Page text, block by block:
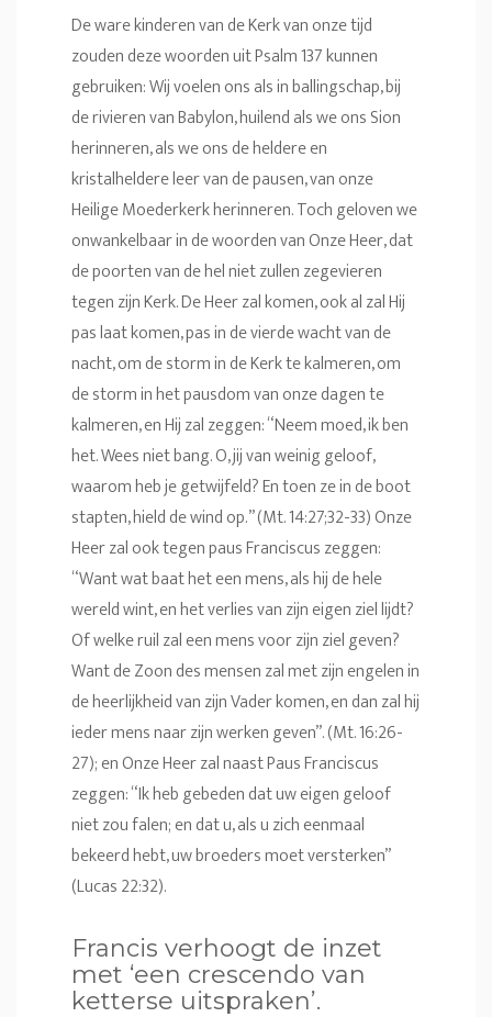
De ware kinderen van de Kerk van onze tijd
zouden deze woorden uit Psalm 137 kunnen
gebruiken: Wij voelen ons als in ballingschap, bij
de rivieren van Babylon, huilend als we ons Sion
herinneren, als we ons de heldere en
kristalheldere leer van de pausen, van onze
Heilige Moederkerk herinneren. Toch geloven we
onwankelbaar in de woorden van Onze Heer, dat
de poorten van de hel niet zullen zegevieren
tegen zijn Kerk. De Heer zal komen, ook al zal Hij
pas laat komen, pas in de vierde wacht van de
nacht, om de storm in de Kerk te kalmeren, om
de storm in het pausdom van onze dagen te
kalmeren, en Hij zal zeggen: “Neem moed, ik ben
het. Wees niet bang. O, jij van weinig geloof,
waarom heb je getwijfeld? En toen ze in de boot
stapten, hield de wind op.” (Mt. 14:27;32-33) Onze
Heer zal ook tegen paus Franciscus zeggen:
“Want wat baat het een mens, als hij de hele
wereld wint, en het verlies van zijn eigen ziel lijdt?
Of welke ruil zal een mens voor zijn ziel geven?
Want de Zoon des mensen zal met zijn engelen in
de heerlijkheid van zijn Vader komen, en dan zal hij
ieder mens naar zijn werken geven”. (Mt. 16:26-
27); en Onze Heer zal naast Paus Franciscus
zeggen: “Ik heb gebeden dat uw eigen geloof
niet zou falen; en dat u, als u zich eenmaal
bekeerd hebt, uw broeders moet versterken”
(Lucas 22:32).
Francis verhoogt de inzet
met ‘een crescendo van
ketterse uitspraken’.